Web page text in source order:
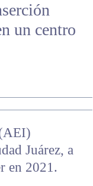
un centro
Juárez, a
en 2021.